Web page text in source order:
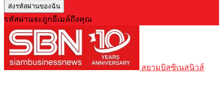
รหัสผ่านจะถูกอีเมล์ถึงคุณ
สยามบิสซิเนสนิวส์